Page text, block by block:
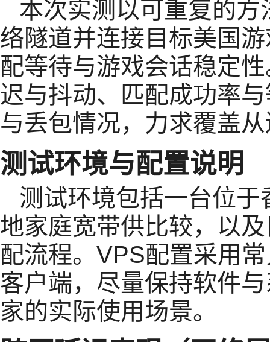
本次实测以可重复的
络隧道并连接目标美国
配等待与游戏会话稳定
迟与抖动、匹配成功率
与丢包情况，力求覆盖
测试环境与配置说明
测试环境包括一台位
地家庭宽带供比较，以
配流程。VPS配置采用
客户端，尽量保持软件
家的实际使用场景。